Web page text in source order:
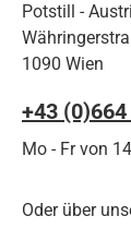
Potstill -
1090 Wien
+43
Mo - Fr von
Oder über